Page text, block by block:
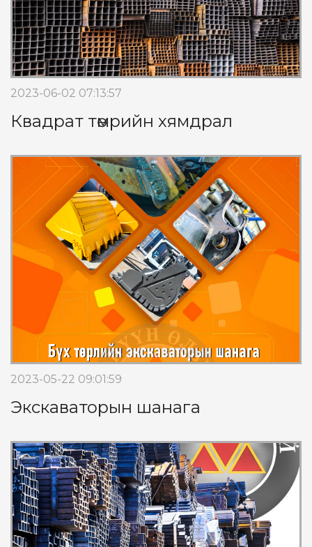
2023-06-02 07:13:57
Квадрат төмрийн хямдрал
2023-05-22 09:01:59
Экскаваторын шанага